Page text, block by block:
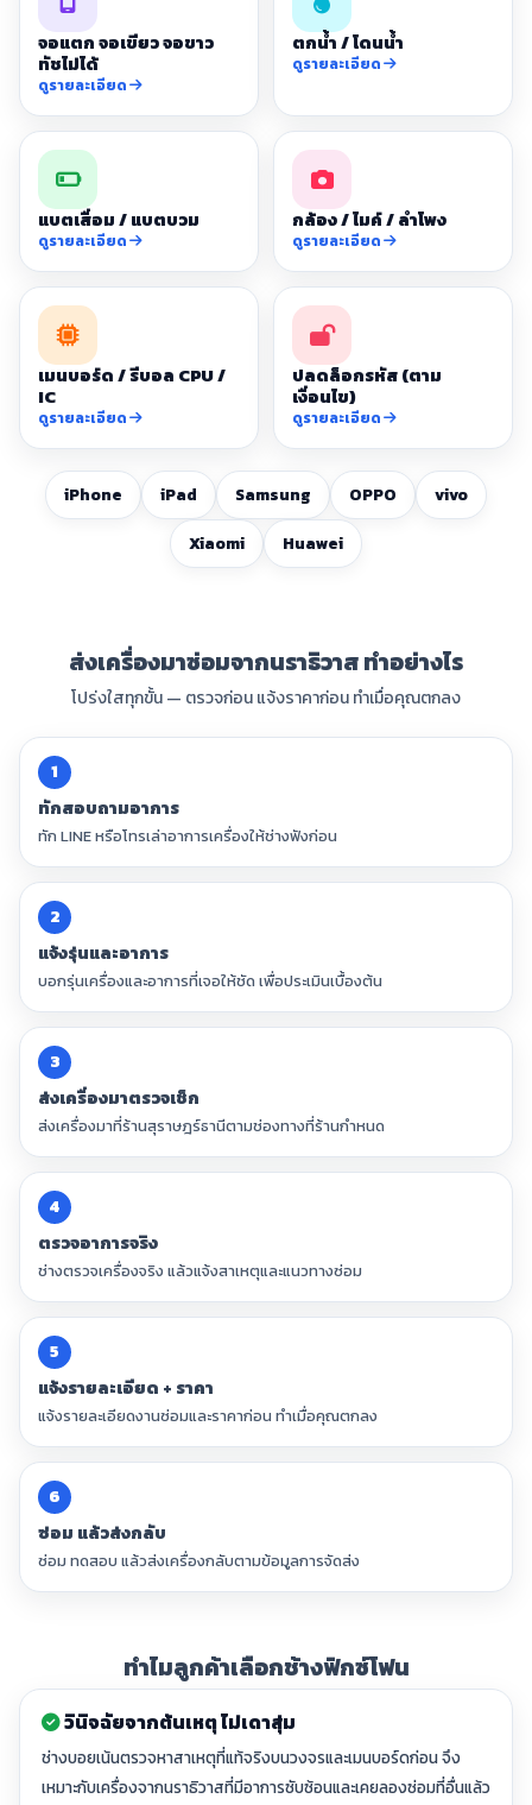
จอแตก จอเขียว จอขาว
ทัชไม่ได้
ดูรายละเอียด
ตกน้ำ / โดนน้ำ
ดูรายละเอียด
แบตเสื่อม / แบตบวม
ดูรายละเอียด
กล้อง / ไมค์ / ลำโพง
ดูรายละเอียด
เมนบอร์ด / รีบอล CPU /
IC
ดูรายละเอียด
ปลดล็อกรหัส (ตาม
เงื่อนไข)
ดูรายละเอียด
iPhone iPad Samsung OPPO vivo
Xiaomi Huawei
ส่งเครื่องมาซ่อมจากนราธิวาส ทำอย่างไร
โปร่งใสทุกขั้น — ตรวจก่อน แจ้งราคาก่อน ทำเมื่อคุณตกลง
1
ทักสอบถามอาการ
ทัก LINE หรือโทรเล่าอาการเครื่องให้ช่างฟังก่อน
2
แจ้งรุ่นและอาการ
บอกรุ่นเครื่องและอาการที่เจอให้ชัด เพื่อประเมินเบื้องต้น
3
ส่งเครื่องมาตรวจเช็ก
ส่งเครื่องมาที่ร้านสุราษฎร์ธานีตามช่องทางที่ร้านกำหนด
4
ตรวจอาการจริง
ช่างตรวจเครื่องจริง แล้วแจ้งสาเหตุและแนวทางซ่อม
5
แจ้งรายละเอียด + ราคา
แจ้งรายละเอียดงานซ่อมและราคาก่อน ทำเมื่อคุณตกลง
6
ซ่อม แล้วส่งกลับ
ซ่อม ทดสอบ แล้วส่งเครื่องกลับตามข้อมูลการจัดส่ง
ทำไมลูกค้าเลือกช้างฟิกซ์โฟน
วินิจฉัยจากต้นเหตุ ไม่เดาสุ่ม
ช่างบอยเน้นตรวจหาสาเหตุที่แท้จริงบนวงจรและเมนบอร์ดก่อน จึง
เหมาะกับเครื่องจากนราธิวาสที่มีอาการซับซ้อนและเคยลองซ่อมที่อื่นแล้ว